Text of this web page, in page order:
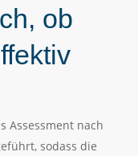
ob
Assessment nach
sodass die